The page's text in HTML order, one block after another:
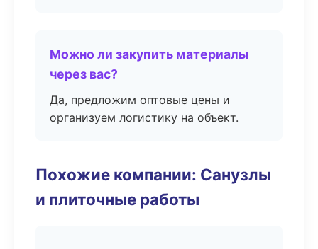
Можно ли закупить материалы
через вас?
Да, предложим оптовые цены и
организуем логистику на объект.
Похожие компании: Санузлы
и плиточные работы